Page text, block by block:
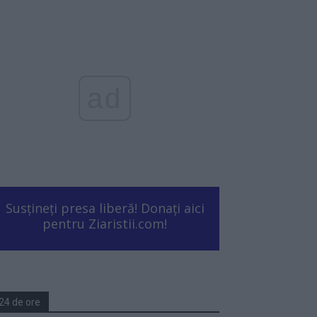
Susțineți presa liberă! Donați aici
pentru Ziaristii.com!
de ore